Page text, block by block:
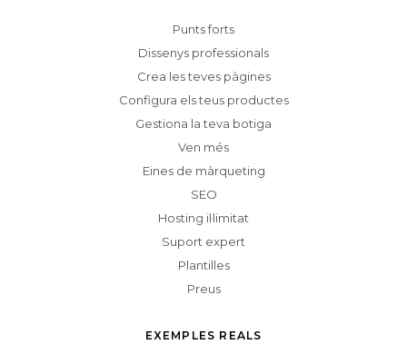
Punts forts
Dissenys professionals
Crea les teves pàgines
Configura els teus productes
Gestiona la teva botiga
Ven més
Eines de màrqueting
SEO
Hosting il·limitat
Suport expert
Plantilles
Preus
EXEMPLES REALS